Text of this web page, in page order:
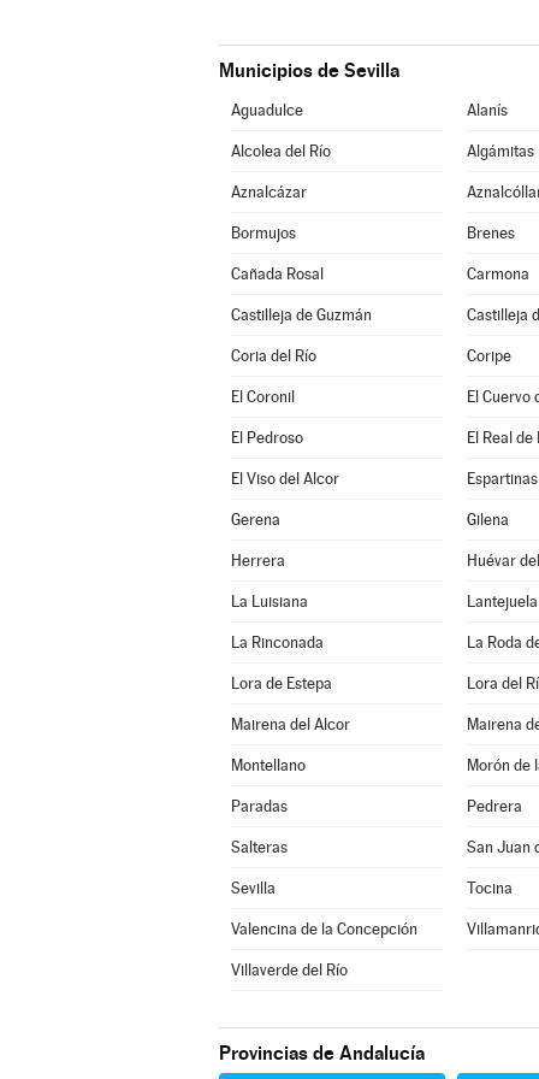
Municipios de Sevilla
Aguadulce Alanís
Alcolea del Río Algámitas
Aznalcázar
Bormujos Brenes
Cañada Rosal Carmona
Castilleja de Guzmán Castilleja
Coria del Río Coripe
El Coronil El Cuervo
El Pedroso El Real de
El Viso del Alcor Espartinas
Gerena Gilena
Herrera Huévar
La Luisiana Lantejuela
La Rinconada La Roda
Lora de Estepa Lora del
Mairena del Alcor Mairena
Montellano Morón de
Paradas Pedrera
Salteras San Juan
Sevilla Tocina
Valencina de la Concepción
Villaverde del Río
Provincias de Andalucía